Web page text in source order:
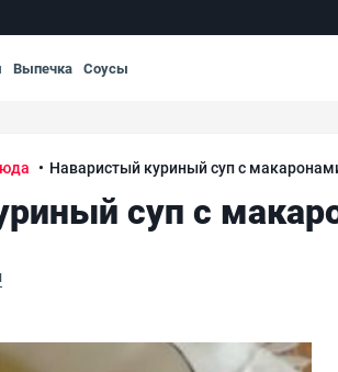
Выпечка Соусы
Наваристый куриный суп с
суп с